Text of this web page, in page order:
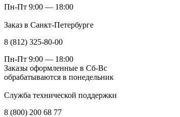
Пн-Пт 9:00 — 18:00
Заказ в Санкт-Петербурге
8 (812) 325-80-00
Пн-Пт 9:00 — 18:00
Заказы оформленные в Сб-Вс
обрабатываются в понедельник
Служба технической поддержки
8 (800) 200 68 77